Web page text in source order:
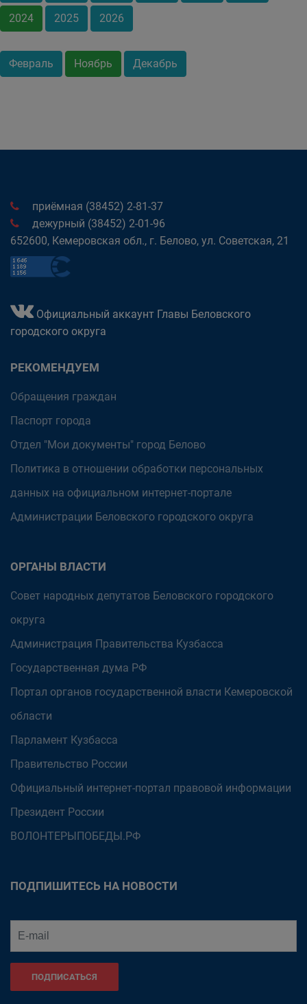
2024 2025 2026
Февраль Ноябрь Декабрь
приёмная (38452) 2-81-37
дежурный (38452) 2-01-96
652600, Кемеровская обл., г. Белово, ул. Советская, 21
Официальный аккаунт Главы Беловского
городского округа
РЕКОМЕНДУЕМ
Обращения граждан
Паспорт города
Отдел "Мои документы" город Белово
Политика в отношении обработки персональных
данных на официальном интернет-портале
Администрации Беловского городского округа
ОРГАНЫ ВЛАСТИ
Совет народных депутатов Беловского городского
округа
Администрация Правительства Кузбасса
Государственная дума РФ
Портал органов государственной власти Кемеровской
области
Парламент Кузбасса
Правительство России
Официальный интернет-портал правовой информации
Президент России
ВОЛОНТЕРЫПОБЕДЫ.РФ
ПОДПИШИТЕСЬ НА НОВОСТИ
ПОДПИСАТЬСЯ